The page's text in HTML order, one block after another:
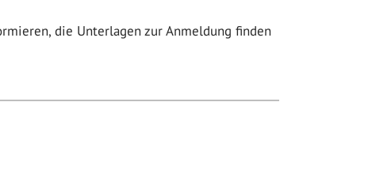
die Unterlagen zur Anmeldung finden